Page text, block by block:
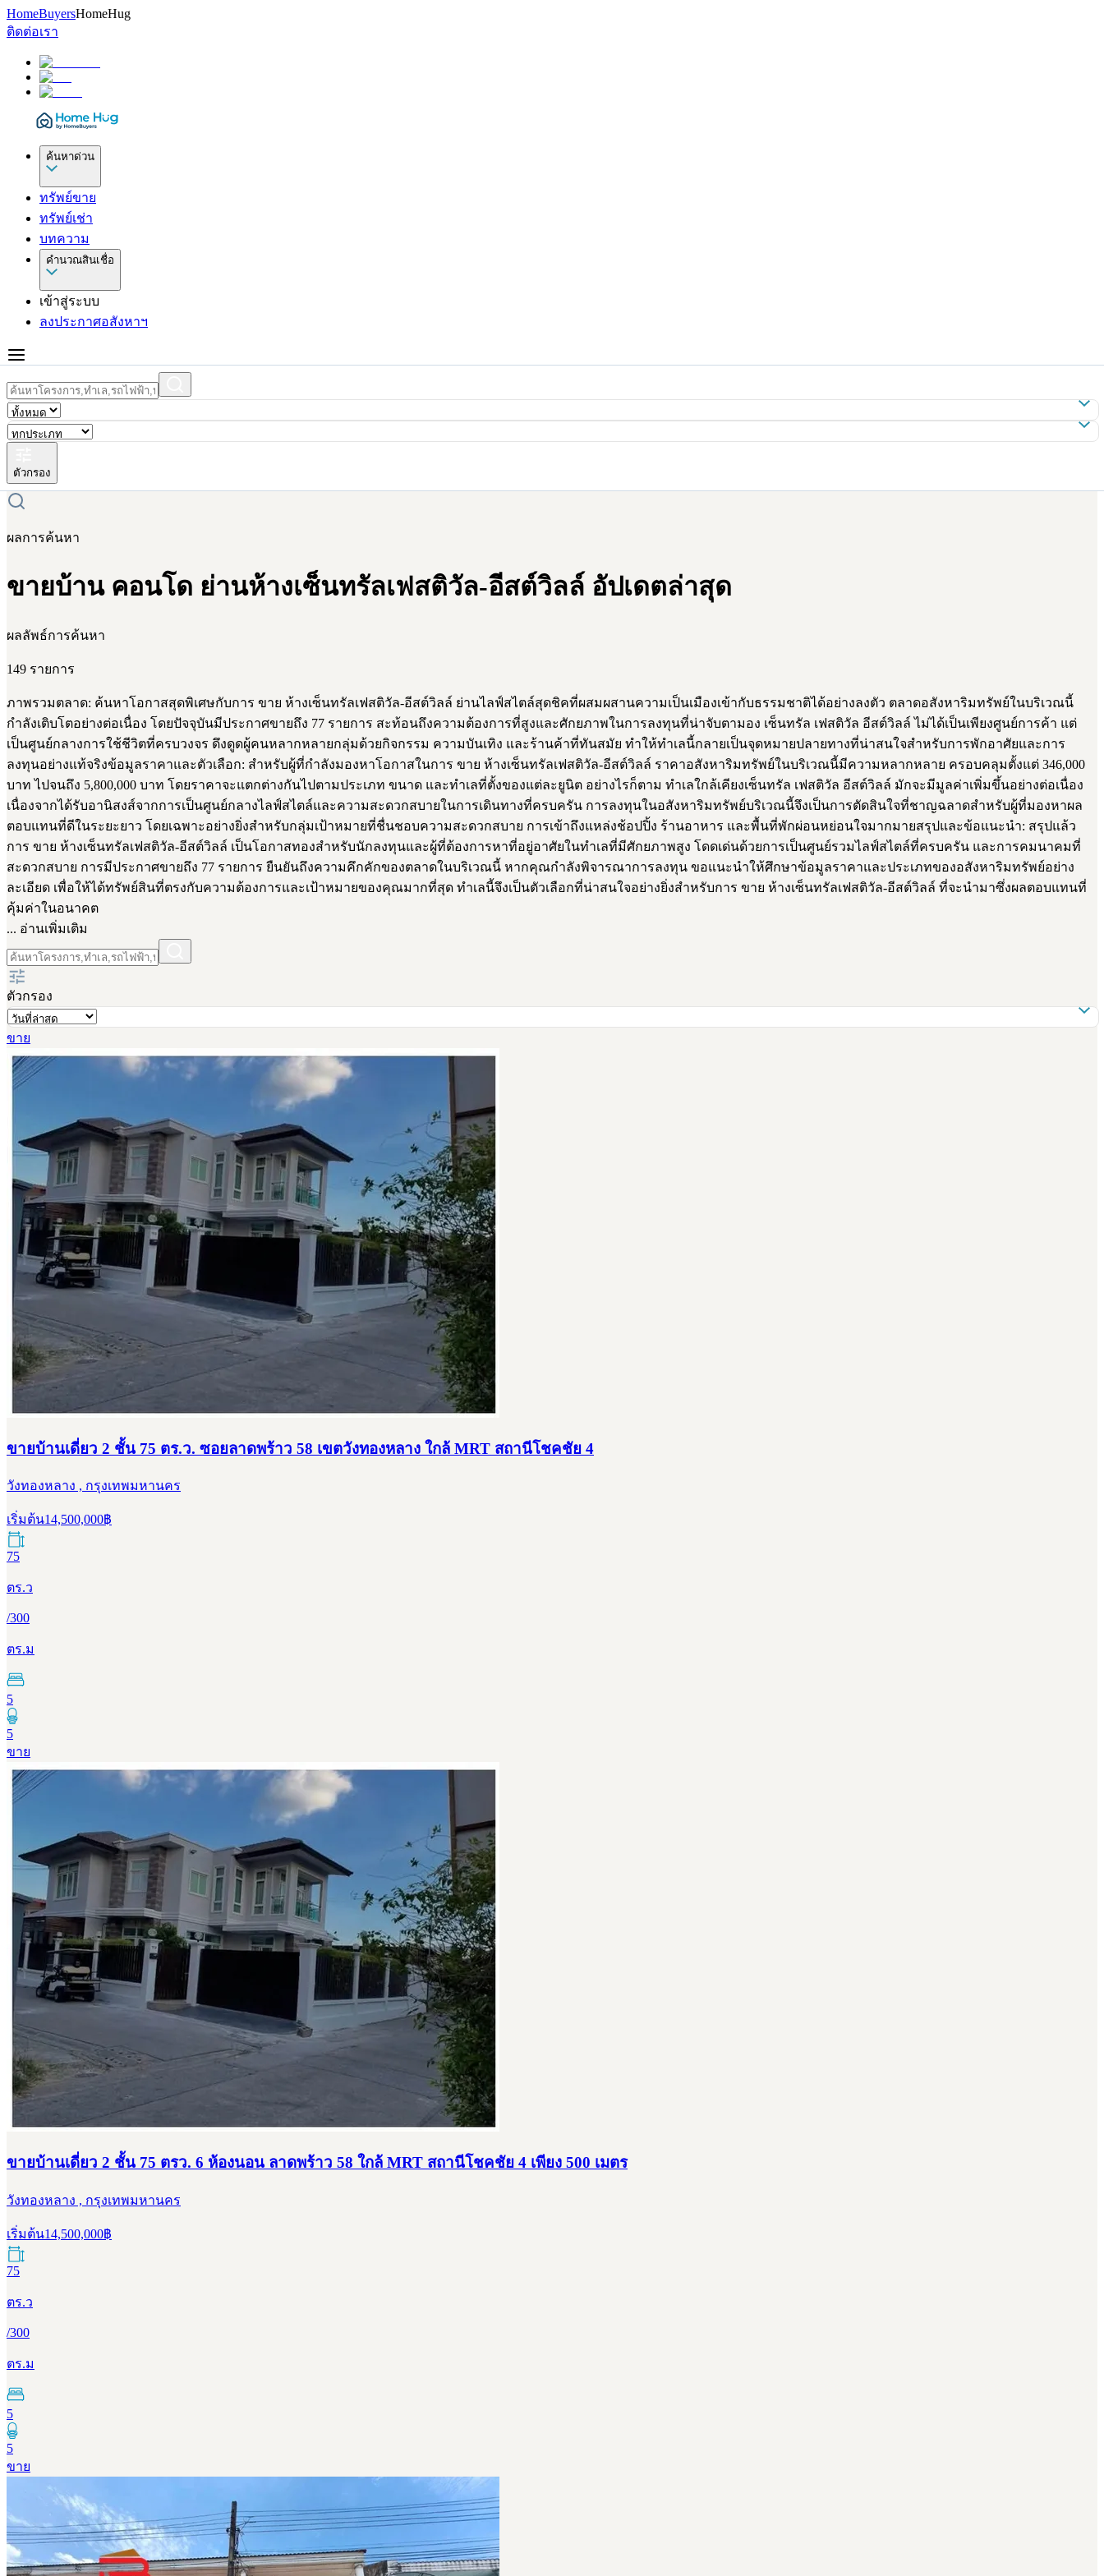
HomeBuyersHomeHug
ติดต่อเรา
ค้นหาด่วน
ทรัพย์ขาย
ทรัพย์เช่า
บทความ
คำนวณสินเชื่อ
เข้าสู่ระบบ
ลงประกาศอสังหาฯ
ตัวกรอง
ผลการค้นหา
ขายบ้าน คอนโด ย่านห้างเซ็นทรัลเฟสติวัล-อีสต์วิลล์ อัปเดตล่าสุด
ผลลัพธ์การค้นหา
149 รายการ
ภาพรวมตลาด: ค้นหาโอกาสสุดพิเศษกับการ ขาย ห้างเซ็นทรัลเฟสติวัล-อีสต์วิลล์ ย่านไลฟ์สไตล์สุดชิคที่ผสมผสานความเป็นเมืองเข้ากับธรรมชาติได้อย่างลงตัว ตลาดอสังหาริมทรัพย์ในบริเวณนี้
กำลังเติบโตอย่างต่อเนื่อง โดยปัจจุบันมีประกาศขายถึง 77 รายการ สะท้อนถึงความต้องการที่สูงและศักยภาพในการลงทุนที่น่าจับตามอง เซ็นทรัล เฟสติวัล อีสต์วิลล์ ไม่ได้เป็นเพียงศูนย์การค้า แต่
เป็นศูนย์กลางการใช้ชีวิตที่ครบวงจร ดึงดูดผู้คนหลากหลายกลุ่มด้วยกิจกรรม ความบันเทิง และร้านค้าที่ทันสมัย ทำให้ทำเลนี้กลายเป็นจุดหมายปลายทางที่น่าสนใจสำหรับการพักอาศัยและการ
ลงทุนอย่างแท้จริงข้อมูลราคาและตัวเลือก: สำหรับผู้ที่กำลังมองหาโอกาสในการ ขาย ห้างเซ็นทรัลเฟสติวัล-อีสต์วิลล์ ราคาอสังหาริมทรัพย์ในบริเวณนี้มีความหลากหลาย ครอบคลุมตั้งแต่ 346,000
บาท ไปจนถึง 5,800,000 บาท โดยราคาจะแตกต่างกันไปตามประเภท ขนาด และทำเลที่ตั้งของแต่ละยูนิต อย่างไรก็ตาม ทำเลใกล้เคียงเซ็นทรัล เฟสติวัล อีสต์วิลล์ มักจะมีมูลค่าเพิ่มขึ้นอย่างต่อเนื่อง
เนื่องจากได้รับอานิสงส์จากการเป็นศูนย์กลางไลฟ์สไตล์และความสะดวกสบายในการเดินทางที่ครบครัน การลงทุนในอสังหาริมทรัพย์บริเวณนี้จึงเป็นการตัดสินใจที่ชาญฉลาดสำหรับผู้ที่มองหาผล
ตอบแทนที่ดีในระยะยาว โดยเฉพาะอย่างยิ่งสำหรับกลุ่มเป้าหมายที่ชื่นชอบความสะดวกสบาย การเข้าถึงแหล่งช้อปปิ้ง ร้านอาหาร และพื้นที่พักผ่อนหย่อนใจมากมายสรุปและข้อแนะนำ: สรุปแล้ว
การ ขาย ห้างเซ็นทรัลเฟสติวัล-อีสต์วิลล์ เป็นโอกาสทองสำหรับนักลงทุนและผู้ที่ต้องการหาที่อยู่อาศัยในทำเลที่มีศักยภาพสูง โดดเด่นด้วยการเป็นศูนย์รวมไลฟ์สไตล์ที่ครบครัน และการคมนาคมที่
สะดวกสบาย การมีประกาศขายถึง 77 รายการ ยืนยันถึงความคึกคักของตลาดในบริเวณนี้ หากคุณกำลังพิจารณาการลงทุน ขอแนะนำให้ศึกษาข้อมูลราคาและประเภทของอสังหาริมทรัพย์อย่าง
ละเอียด เพื่อให้ได้ทรัพย์สินที่ตรงกับความต้องการและเป้าหมายของคุณมากที่สุด ทำเลนี้จึงเป็นตัวเลือกที่น่าสนใจอย่างยิ่งสำหรับการ ขาย ห้างเซ็นทรัลเฟสติวัล-อีสต์วิลล์ ที่จะนำมาซึ่งผลตอบแทนที่
คุ้มค่าในอนาคต
... อ่านเพิ่มเติม
ตัวกรอง
ขาย
ขายบ้านเดี่ยว 2 ชั้น 75 ตร.ว. ซอยลาดพร้าว 58 เขตวังทองหลาง ใกล้ MRT สถานีโชคชัย 4
วังทองหลาง , กรุงเทพมหานคร
เริ่มต้น14,500,000฿
75
ตร.ว
/300
ตร.ม
5
5
ขาย
ขายบ้านเดี่ยว 2 ชั้น 75 ตรว. 6 ห้องนอน ลาดพร้าว 58 ใกล้ MRT สถานีโชคชัย 4 เพียง 500 เมตร
วังทองหลาง , กรุงเทพมหานคร
เริ่มต้น14,500,000฿
75
ตร.ว
/300
ตร.ม
5
5
ขาย